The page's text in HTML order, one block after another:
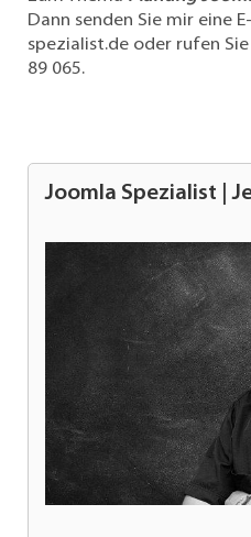
Dann senden Sie mir eine
spezialist.de oder rufen
89 065.
Joomla Spezialist |